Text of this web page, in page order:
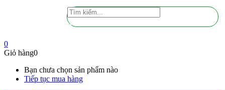
0
Giỏ hàng0
Bạn chưa chọn sản phẩm nào
Tiếp tục mua hàng